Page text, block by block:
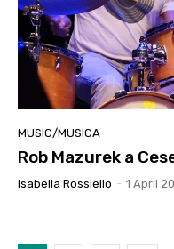
MUSIC/MUSICA
Rob Mazurek a
Isabella Rossiello - 1 April